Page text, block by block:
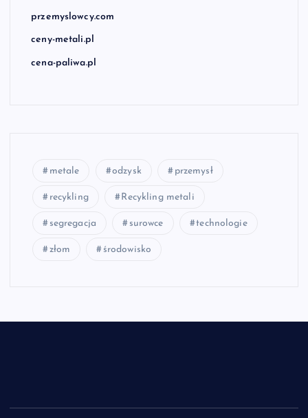
przemyslowcy.com
ceny-metali.pl
cena-paliwa.pl
metale odzysk przemysł
recykling Recykling metali
segregacja surowce technologie
złom środowisko